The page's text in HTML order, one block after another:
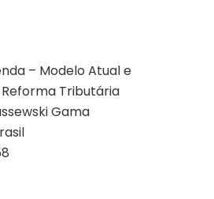
– Modelo Atual e
Tributária
Gama